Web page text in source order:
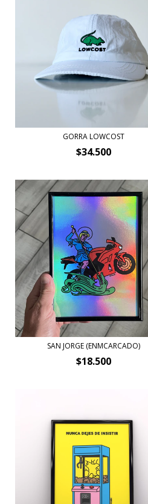
GORRA LOWCOST
$34.500
SAN JORGE (ENMCARCADO)
$18.500